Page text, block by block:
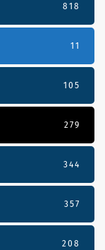
818
11
105
279
344
357
208